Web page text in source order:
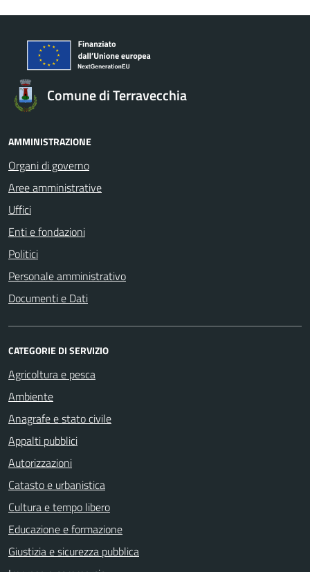
Comune di Terravecchia
AMMINISTRAZIONE
Organi di governo
Aree amministrative
Uffici
Enti e fondazioni
Politici
Personale amministrativo
Documenti e Dati
CATEGORIE DI SERVIZIO
Agricoltura e pesca
Ambiente
Anagrafe e stato civile
Appalti pubblici
Autorizzazioni
Catasto e urbanistica
Cultura e tempo libero
Educazione e formazione
Giustizia e sicurezza pubblica